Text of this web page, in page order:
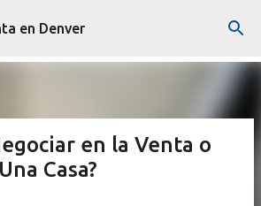
contenido principal
en Denver
en la Venta o
Casa?